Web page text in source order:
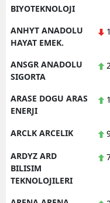
BIYOTEKNOLOJI
ANHYT ANADOLU
HAYAT EMEK.
ANSGR ANADOLU
SIGORTA
ARASE DOGU ARAS
ENERJI
ARCLK ARCELIK
ARDYZ ARD
BILISIM
TEKNOLOJILERI